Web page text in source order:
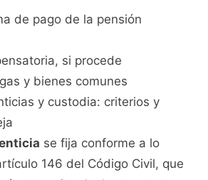
de pago de la pensión
si procede
y bienes comunes
y custodia: criterios y
se fija conforme a lo
146 del Código Civil, que